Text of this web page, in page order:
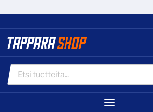
Navigaatio